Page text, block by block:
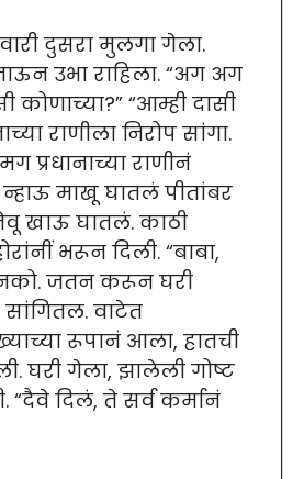
दुसरा मुलगा गेला.
उभा राहिला. “अग अग
कोणाच्या?” “आम्ही दासी
राणीला निरोप सांगा.
प्रधानाच्या राणीनं
माखू घातलं पीतांबर
खाऊ घातलं. काठी
भरून दिली. “बाबा,
जतन करून घरी
वाटेत
रूपानं आला, हातची
घरी गेला, झालेली गोष्ट
“दैवे दिलं, ते सर्व कर्मानं